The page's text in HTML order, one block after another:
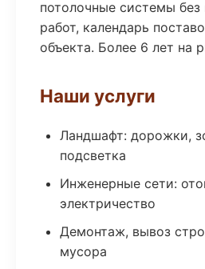
потолочные системы без
работ, календарь
объекта. Более 6 лет на
Наши услуги
Ландшафт: дорожки,
подсветка
Инженерные сети:
электричество
Демонтаж, вывоз
мусора